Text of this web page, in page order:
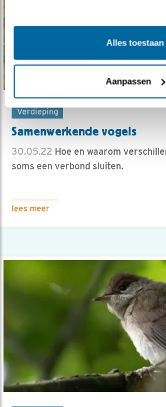
Alles toestaan
Aanpassen
Verdieping
Samenwerkende vogels
30.05.22 Hoe en waarom
soms een verbond sluiten.
lees meer